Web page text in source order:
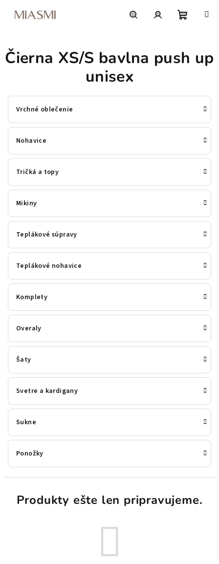
košík
Čierna XS/S bavlna push up
unisex
Vrchné oblečenie
Nohavice
Tričká a topy
Mikiny
Teplákové súpravy
Teplákové nohavice
Komplety
Overaly
Šaty
Svetre a kardigany
Sukne
Ponožky
Produkty ešte len pripravujeme.